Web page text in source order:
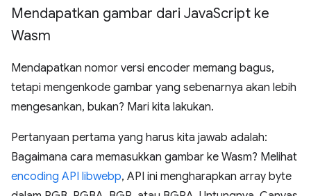
Mendapatkan gambar dari JavaScript ke
Wasm
Mendapatkan nomor versi encoder memang bagus,
tetapi mengenkode gambar yang sebenarnya akan lebih
mengesankan, bukan? Mari kita lakukan.
Pertanyaan pertama yang harus kita jawab adalah:
Bagaimana cara memasukkan gambar ke Wasm? Melihat
encoding API libwebp, API ini mengharapkan array byte